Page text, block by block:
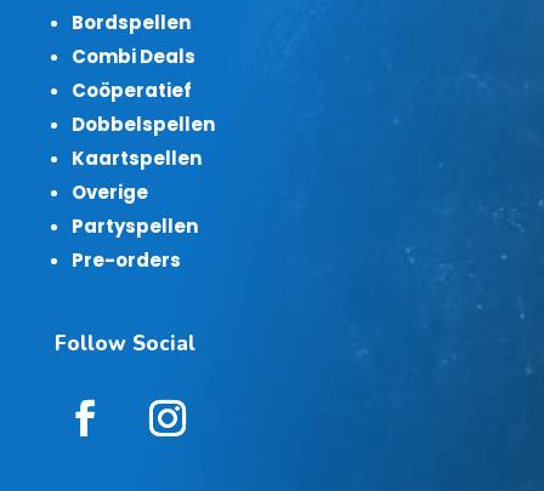
Bordspellen
Combi Deals
Coöperatief
Dobbelspellen
Kaartspellen
Overige
Partyspellen
Pre-orders
Follow Social